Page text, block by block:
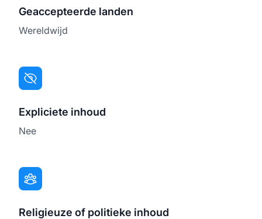
Geaccepteerde landen
Wereldwijd
Expliciete inhoud
Nee
Religieuze of politieke inhoud